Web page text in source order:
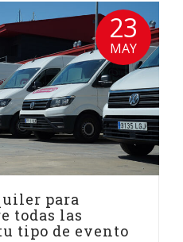
23
MAY
para
todas las
tipo de evento